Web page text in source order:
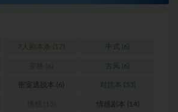
7人剧本杀 (17) 中式 (6)
古风 (6)
密室逃脱本 (6) 对抗本 (33)
情感剧本 (14)